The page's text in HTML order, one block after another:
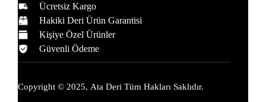
Ücretsiz Kargo
Hakiki Deri Ürün Garantisi
Kişiye Özel Ürünler
Güvenli Ödeme
Copyright © 2025, Ata Deri Tüm Hakları Saklıdır.